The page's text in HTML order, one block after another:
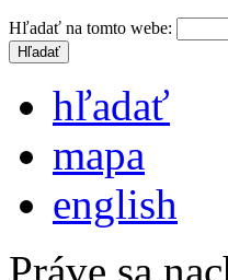
Hľadať na tomto webe:
hľadať
mapa
english
Práve sa